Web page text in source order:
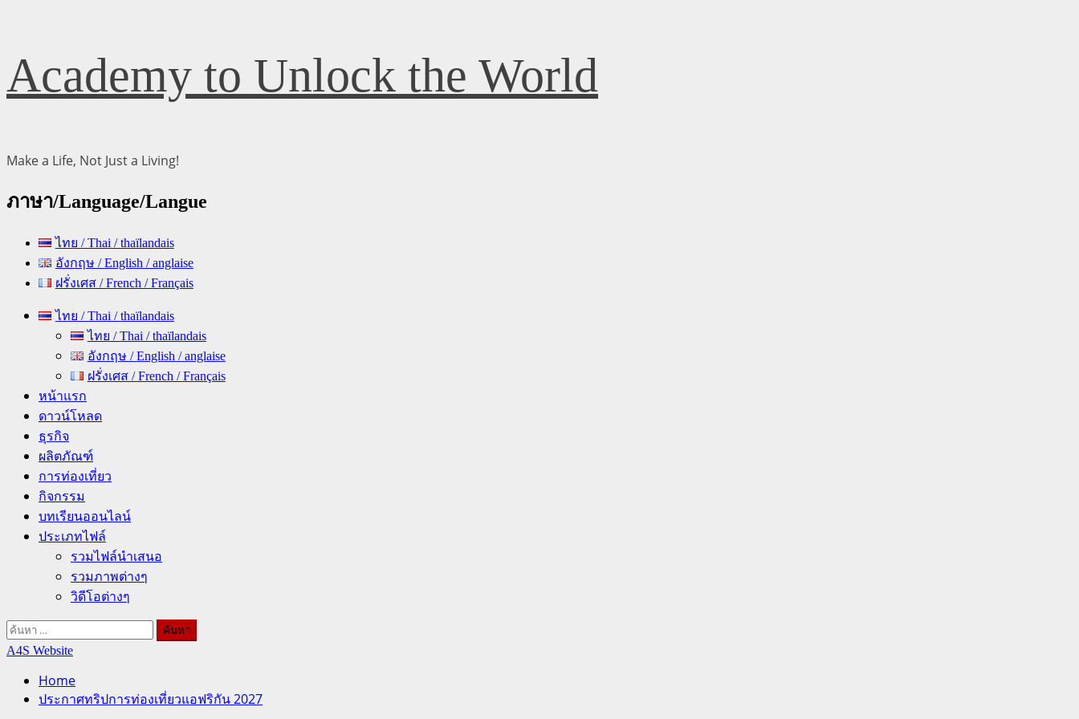
Skip
to
content
Academy to Unlock the World
Make a Life, Not Just a Living!
ภาษา/Language/Langue
ไทย / Thai / thaïlandais
อังกฤษ / English / anglaise
ฝรั่งเศส / French / Français
Primary ไทย / Thai / thaïlandais
ไทย / Thai / thaïlandais
อังกฤษ / English / anglaise
ฝรั่งเศส / French / Français
หน้าแรก
ดาวน์โหลด
ธุรกิจ
ผลิตภัณฑ์
การท่องเที่ยว
กิจกรรม
บทเรียนออนไลน์
ประเภทไฟล์
รวมไฟล์นำเสนอ
รวมภาพต่างๆ
วิดีโอต่างๆ
ค้นหา
สำหรับ:
A4S Website
Home
ประกาศทริปการท่องเที่ยวแอฟริกัน 2027